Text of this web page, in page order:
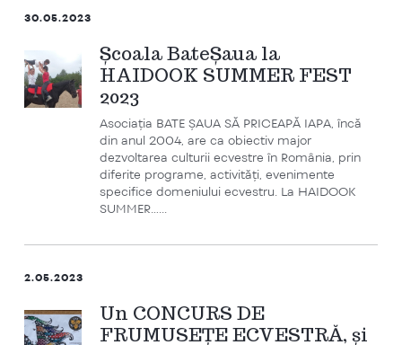
30.05.2023
Școala BateȘaua la
HAIDOOK SUMMER FEST
2023
Asociația BATE ȘAUA SĂ PRICEAPĂ IAPA, încă
din anul 2004, are ca obiectiv major
dezvoltarea culturii ecvestre în România, prin
diferite programe, activități, evenimente
specifice domeniului ecvestru. La HAIDOOK
SUMMER…...
2.05.2023
Un CONCURS DE
FRUMUSEȚE ECVESTRĂ, și